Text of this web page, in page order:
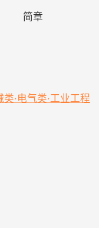
简章
·电气类·工业工程